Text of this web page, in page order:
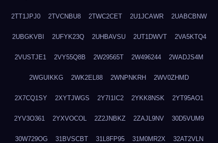
2TT1JPJ0 2TVCNBU8 2TWC2CET 2U1JCAWR 2UABCBNW
2UBGKVBI 2UFYK23Q 2UHBAVSU 2UT1DWVT 2VA5KTQ4
2VUSTJE1 2VY55Q8B 2W29565T 2W496244 2WADJS4M
2WGUIKKG 2WK2EL88 2WNPNKRH 2WV0ZHMD
2X7CQ1SY 2XYTJWGS 2Y7I1IC2 2YKK8NSK 2YT95AO1
2YV3O361 2YXVOCOL 2Z2JNBKZ 2ZAJL9NV 30D5VUM9
30W729OG 31BVSCBT 31L8FP95 31M0MR2X 32AT2VLN